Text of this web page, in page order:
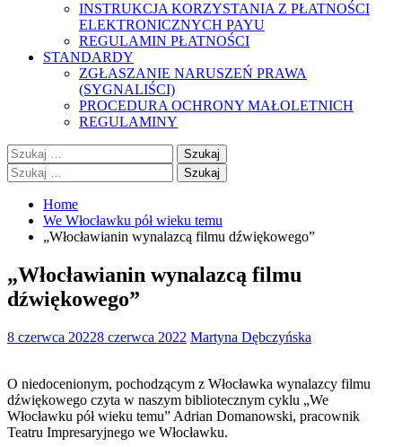
INSTRUKCJA KORZYSTANIA Z PŁATNOŚCI
ELEKTRONICZNYCH PAYU
REGULAMIN PŁATNOŚCI
STANDARDY
ZGŁASZANIE NARUSZEŃ PRAWA
(SYGNALIŚCI)
PROCEDURA OCHRONY MAŁOLETNICH
REGULAMINY
Szukaj:
Szukaj:
Home
We Włocławku pół wieku temu
„Włocławianin wynalazcą filmu dźwiękowego”
„Włocławianin wynalazcą filmu
dźwiękowego”
8 czerwca 20228 czerwca 2022 Martyna Dębczyńska
O niedocenionym, pochodzącym z Włocławka wynalazcy filmu
dźwiękowego czyta w naszym bibliotecznym cyklu „We
Włocławku pół wieku temu” Adrian Domanowski, pracownik
Teatru Impresaryjnego we Włocławku.